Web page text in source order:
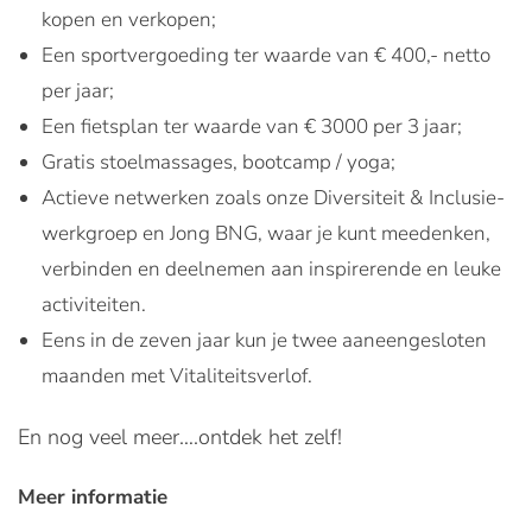
kopen en verkopen;
Een sportvergoeding ter waarde van € 400,- netto
per jaar;
Een fietsplan ter waarde van € 3000 per 3 jaar;
Gratis stoelmassages, bootcamp / yoga;
Actieve netwerken zoals onze Diversiteit & Inclusie-
werkgroep en Jong BNG, waar je kunt meedenken,
verbinden en deelnemen aan inspirerende en leuke
activiteiten.
Eens in de zeven jaar kun je twee aaneengesloten
maanden met Vitaliteitsverlof.
En nog veel meer….ontdek het zelf!
Meer informatie